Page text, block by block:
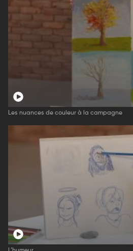
Les nuances de couleur à la campagne